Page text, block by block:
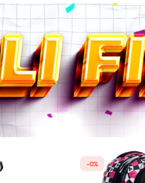
-29%